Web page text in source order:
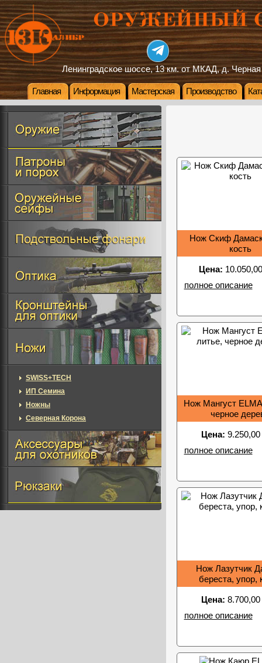
Ленинградское шоссе, 13 км. от МКАД, д. Черная
Главная Информация Мастерская Производство
Нож Скиф
кость
Цена:
полное описание
Нож Мангуст
черное
Цена:
полное описание
Нож Лазутчик
береста, упор,
Цена:
полное описание
SWISS+TECH
ИП Семина
Ножны
Северная Корона